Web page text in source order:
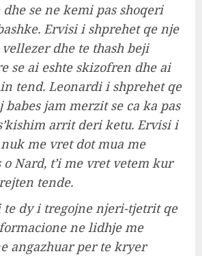
se ne kemi pas shoqeri
Ervisi i shprehet qe nje
dhe te thash beji
se ai eshte skizofren dhe ai
tend. Leonardi i shprehet qe
babes jam merzit se ca ka pas
arrit deri ketu. Ervisi i
me vret dot mua me
o Nard, t’i me vret vetem kur
tende.
te dy i tregojne njeri-tjetrit qe
ne lidhje me
angazhuar per te kryer